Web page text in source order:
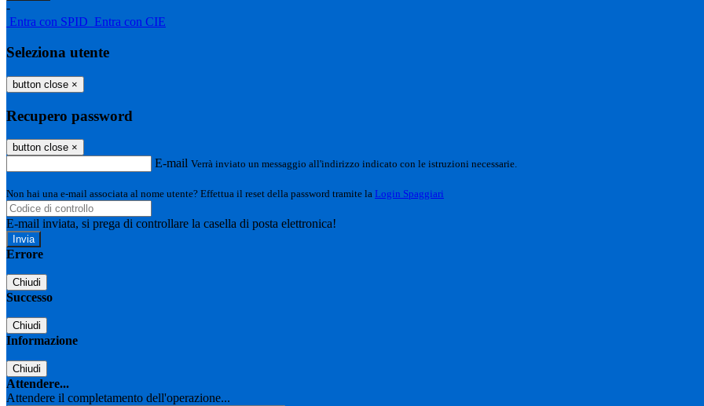
-
Entra con SPID Entra con CIE
Seleziona utente
button close ×
Recupero password
button close ×
E-mail Verrà inviato un messaggio all'indirizzo indicato con le istruzioni necessarie.
Non hai una e-mail associata al nome utente? Effettua il reset della password tramite la Login Spaggiari
E-mail inviata, si prega di controllare la casella di posta elettronica!
Errore
Chiudi
Successo
Chiudi
Informazione
Chiudi
Attendere...
Attendere il completamento dell'operazione...